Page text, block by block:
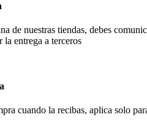
de nuestras tiendas, debes
la entrega a terceros
cuando la recibas, aplica solo